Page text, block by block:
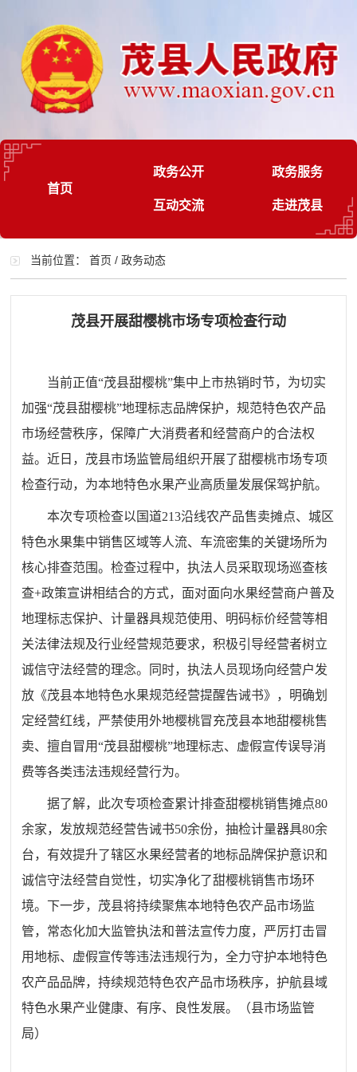
首页
政务公开 政务服务
互动交流 走进茂县
当前位置：首页 /政务动态
茂县开展甜樱桃市场专项检查行动
当前正值“茂县甜樱桃”集中上市热销时节，为切实
加强“茂县甜樱桃”地理标志品牌保护，规范特色农产品
市场经营秩序，保障广大消费者和经营商户的合法权
益。近日，茂县市场监管局组织开展了甜樱桃市场专项
检查行动，为本地特色水果产业高质量发展保驾护航。
本次专项检查以国道213沿线农产品售卖摊点、城区
特色水果集中销售区域等人流、车流密集的关键场所为
核心排查范围。检查过程中，执法人员采取现场巡查核
查+政策宣讲相结合的方式，面对面向水果经营商户普及
地理标志保护、计量器具规范使用、明码标价经营等相
关法律法规及行业经营规范要求，积极引导经营者树立
诚信守法经营的理念。同时，执法人员现场向经营户发
放《茂县本地特色水果规范经营提醒告诫书》，明确划
定经营红线，严禁使用外地樱桃冒充茂县本地甜樱桃售
卖、擅自冒用“茂县甜樱桃”地理标志、虚假宣传误导消
费等各类违法违规经营行为。
据了解，此次专项检查累计排查甜樱桃销售摊点80
余家，发放规范经营告诫书50余份，抽检计量器具80余
台，有效提升了辖区水果经营者的地标品牌保护意识和
诚信守法经营自觉性，切实净化了甜樱桃销售市场环
境。下一步，茂县将持续聚焦本地特色农产品市场监
管，常态化加大监管执法和普法宣传力度，严厉打击冒
用地标、虚假宣传等违法违规行为，全力守护本地特色
农产品品牌，持续规范特色农产品市场秩序，护航县域
特色水果产业健康、有序、良性发展。（县市场监管
局）